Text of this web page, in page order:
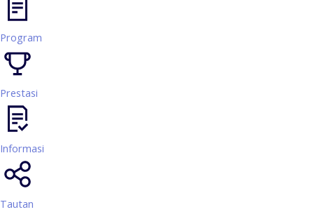
Program
Prestasi
Informasi
Tautan